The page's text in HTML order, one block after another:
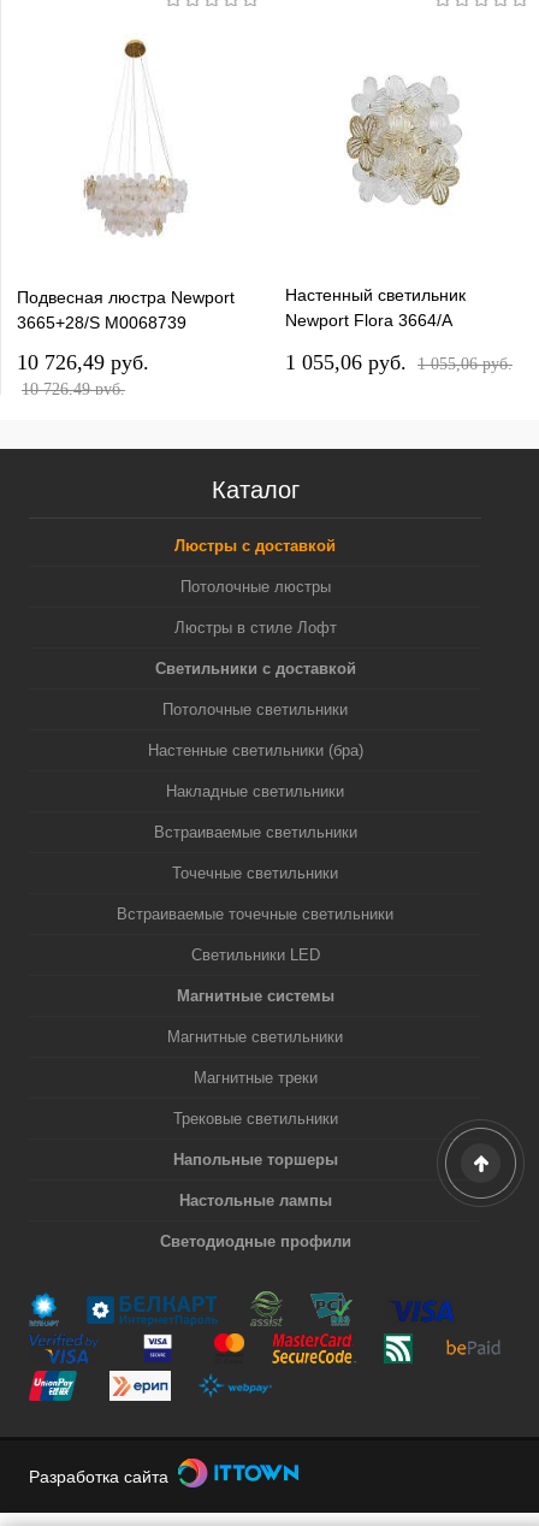
Подвесная люстра Newport
3665+28/S М0068739
10 726,49 pуб.
10 726,49 pуб.
Настенный светильник
Newport Flora 3664/A
1 055,06 pуб. 1 055,06 pуб.
Каталог
Люстры с доставкой
Потолочные люстры
Люстры в стиле Лофт
Светильники с доставкой
Потолочные светильники
Настенные светильники (бра)
Накладные светильники
Встраиваемые светильники
Точечные светильники
Встраиваемые точечные светильники
Светильники LED
Магнитные системы
Магнитные светильники
Магнитные треки
Трековые светильники
Напольные торшеры
Настольные лампы
Светодиодные профили
Разработка сайта